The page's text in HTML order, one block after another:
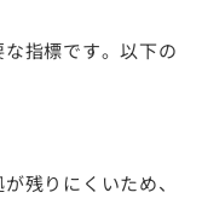
指標です。以下の
残りにくいため、